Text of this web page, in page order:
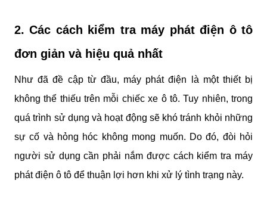
2. Các cách kiểm tra máy phát điện ô tô
đơn giản và hiệu quả nhất
Như đã đề cập từ đầu, máy phát điện là một thiết bị
không thể thiếu trên mỗi chiếc xe ô tô. Tuy nhiên, trong
quá trình sử dụng và hoạt động sẽ khó tránh khỏi những
sự cố và hỏng hóc không mong muốn. Do đó, đòi hỏi
người sử dụng cần phải nắm được cách kiểm tra máy
phát điện ô tô để thuận lợi hơn khi xử lý tình trạng này.